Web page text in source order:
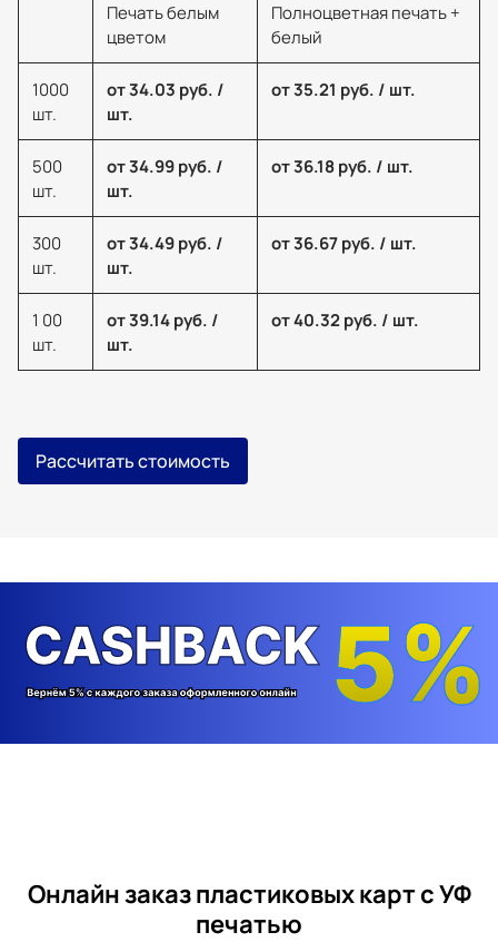
Печать белым
цветом
Полноцветная печать +
белый
1000
шт.
от 34.03 руб. /
шт.
от 35.21 руб. / шт.
500
шт.
от 34.99 руб. /
шт.
от 36.18 руб. / шт.
300
шт.
от 34.49 руб. /
шт.
от 36.67 руб. / шт.
1 00
шт.
от 39.14 руб. /
шт.
от 40.32 руб. / шт.
Рассчитать стоимость
Онлайн заказ пластиковых карт с УФ
печатью